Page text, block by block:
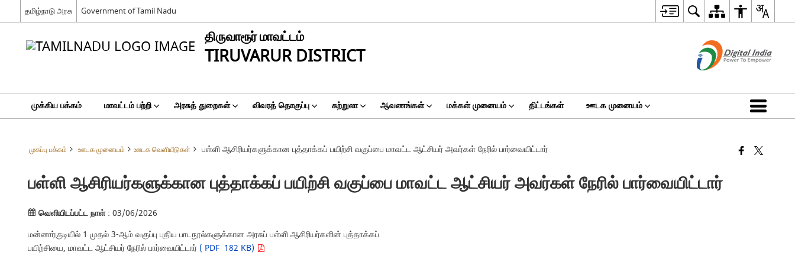
தமிழ்நாடு அரசு Government of Tamil Nadu
திருவாரூர் மாவட்டம்
TIRUVARUR DISTRICT
முக்கிய பக்கம் மாவட்டம் பற்றி அரசுத் துறைகள் விவரத் தொகுப்பு சுற்றுலா ஆவணங்கள் மக்கள் முனையம் திட்டங்கள் ஊடக முனையம்
முகப்பு பக்கம் ஊடக முனையம் ஊடக வெளியீடுகள் பள்ளி ஆசிரியர்களுக்கான புத்தாக்கப் பயிற்சி வகுப்பை மாவட்ட ஆட்சியர் அவர்கள் நேரில் பார்வையிட்டார்
பள்ளி ஆசிரியர்களுக்கான புத்தாக்கப் பயிற்சி வகுப்பை மாவட்ட ஆட்சியர் அவர்கள் நேரில் பார்வையிட்டார்
வெளியிடப்பட்ட நாள்: 03/06/2026
மன்னார்குடியில் 1 முதல் 3-ஆம் வகுப்பு புதிய பாடநூல்களுக்கான அரசுப் பள்ளி ஆசிரியர்களின் புத்தாக்கப்
பயிற்சியை, மாவட்ட ஆட்சியர் நேரில் பார்வையிட்டார் ( PDF 182 KB)